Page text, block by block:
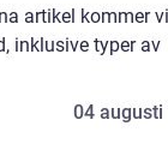
artikel kommer
inklusive typer av
04 augusti